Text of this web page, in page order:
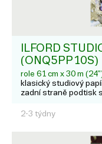
ILFORD
(ONQ5PP10S)
role 61 cm x 30 m
klasický studiový
zadní straně podtisk
2-3 týdny